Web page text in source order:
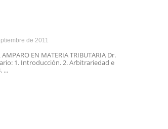
de 2011
AMPARO EN MATERIA TRIBUTARIA Dr.
1. Introducción. 2. Arbitrariedad e
...